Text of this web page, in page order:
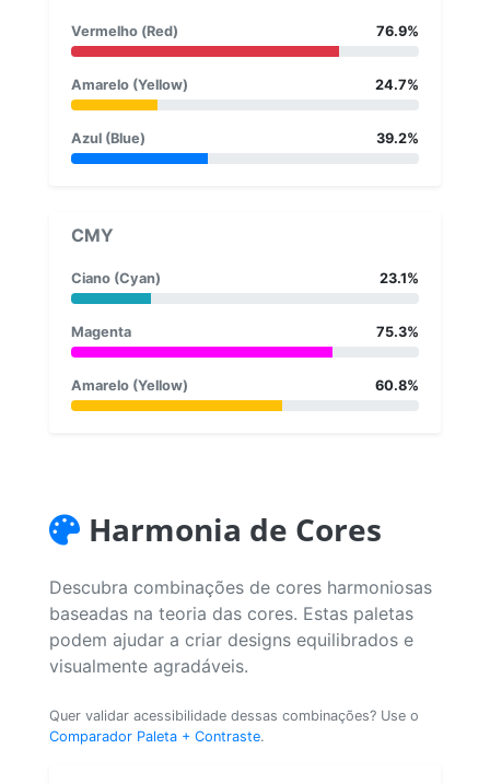
Vermelho (Red) 76.9%
Amarelo (Yellow) 24.7%
Azul (Blue) 39.2%
CMY
Ciano (Cyan) 23.1%
Magenta 75.3%
Amarelo (Yellow) 60.8%
Harmonia de Cores
Descubra combinações de cores harmoniosas
baseadas na teoria das cores. Estas paletas
podem ajudar a criar designs equilibrados e
visualmente agradáveis.
Quer validar acessibilidade dessas combinações? Use o
Comparador Paleta + Contraste.